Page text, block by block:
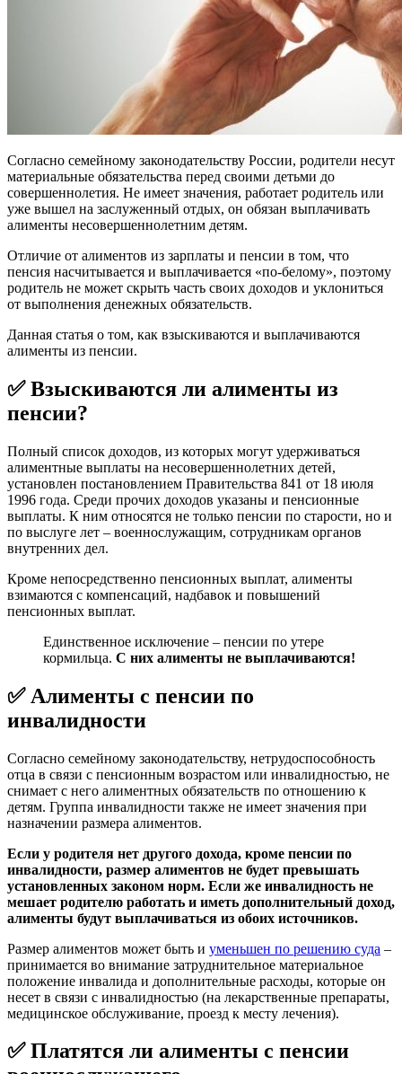
Согласно семейному законодательству России, родители несут
материальные обязательства перед своими детьми до
совершеннолетия. Не имеет значения, работает родитель или
уже вышел на заслуженный отдых, он обязан выплачивать
алименты несовершеннолетним детям.
Отличие от алиментов из зарплаты и пенсии в том, что
пенсия насчитывается и выплачивается «по-белому», поэтому
родитель не может скрыть часть своих доходов и уклониться
от выполнения денежных обязательств.
Данная статья о том, как взыскиваются и выплачиваются
алименты из пенсии.
✅ Взыскиваются ли алименты из
пенсии?
Полный список доходов, из которых могут удерживаться
алиментные выплаты на несовершеннолетних детей,
установлен постановлением Правительства 841 от 18 июля
1996 года. Среди прочих доходов указаны и пенсионные
выплаты. К ним относятся не только пенсии по старости, но и
по выслуге лет – военнослужащим, сотрудникам органов
внутренних дел.
Кроме непосредственно пенсионных выплат, алименты
взимаются с компенсаций, надбавок и повышений
пенсионных выплат.
Единственное исключение – пенсии по утере
кормильца. С них алименты не выплачиваются!
✅ Алименты с пенсии по
инвалидности
Согласно семейному законодательству, нетрудоспособность
отца в связи с пенсионным возрастом или инвалидностью, не
снимает с него алиментных обязательств по отношению к
детям. Группа инвалидности также не имеет значения при
назначении размера алиментов.
Если у родителя нет другого дохода, кроме пенсии по
инвалидности, размер алиментов не будет превышать
установленных законом норм. Если же инвалидность не
мешает родителю работать и иметь дополнительный доход,
алименты будут выплачиваться из обоих источников.
Размер алиментов может быть и уменьшен по решению суда –
принимается во внимание затруднительное материальное
положение инвалида и дополнительные расходы, которые он
несет в связи с инвалидностью (на лекарственные препараты,
медицинское обслуживание, проезд к месту лечения).
✅ Платятся ли алименты с пенсии